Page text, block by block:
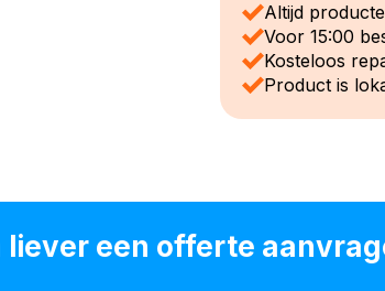
Altijd
Voor 15:00
Kosteloos
Product is
liever een offerte